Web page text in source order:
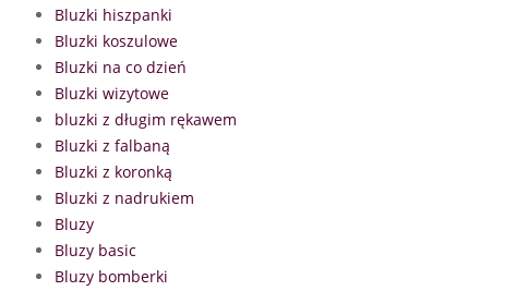
Bluzki hiszpanki
Bluzki koszulowe
Bluzki na co dzień
Bluzki wizytowe
bluzki z długim rękawem
Bluzki z falbaną
Bluzki z koronką
Bluzki z nadrukiem
Bluzy
Bluzy basic
Bluzy bomberki